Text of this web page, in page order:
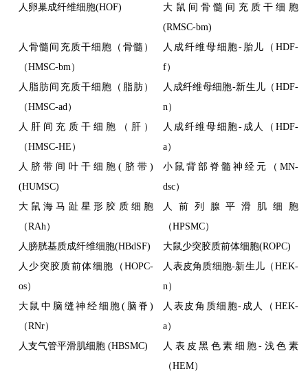
人卵巢成纤维细胞(HOF)
大鼠间骨髓间充质干细胞
(RMSC-bm)
人骨髓间充质干细胞（骨髓）
（HMSC-bm）
人成纤维母细胞-胎儿（HDF-
f）
人脂肪间充质干细胞（脂肪）
（HMSC-ad）
人成纤维母细胞-新生儿（HDF-
n）
人肝间充质干细胞（肝）
（HMSC-HE）
人成纤维母细胞-成人（HDF-
a）
人脐带间叶干细胞(脐带)
(HUMSC)
小鼠背部脊髓神经元（MN-
dsc）
大鼠海马趾星形胶质细胞
（RAh）
人前列腺平滑肌细胞
（HPSMC）
人膀胱基质成纤维细胞(HBdSF)
大鼠少突胶质前体细胞(ROPC)
人少突胶质前体细胞（HOPC-
os）
人表皮角质细胞-新生儿（HEK-
n）
大鼠中脑缝神经细胞(脑脊)
（RNr）
人表皮角质细胞-成人（HEK-
a）
人支气管平滑肌细胞 (HBSMC)
人表皮黑色素细胞-浅色素
（HEM）